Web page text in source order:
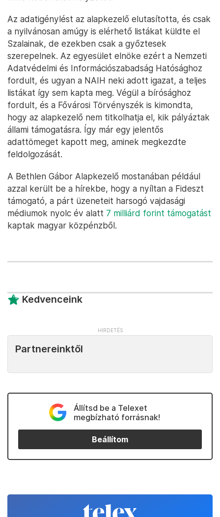
Az adatigénylést az alapkezelő elutasította, és csak
a nyilvánosan amúgy is elérhető listákat küldte el
Szalainak, de ezekben csak a győztesek
szerepelnek. Az egyesület elnöke ezért a Nemzeti
Adatvédelmi és Információszabadság Hatósághoz
fordult, és ugyan a NAIH neki adott igazat, a teljes
listákat így sem kapta meg. Végül a bírósághoz
fordult, és a Fővárosi Törvényszék is kimondta,
hogy az alapkezelő nem titkolhatja el, kik pályáztak
állami támogatásra. Így már egy jelentős
adattömeget kapott meg, aminek megkezdte
feldolgozását.
A Bethlen Gábor Alapkezelő mostanában például
azzal került be a hírekbe, hogy a nyíltan a Fideszt
támogató, a párt üzeneteit harsogó vajdasági
médiumok nyolc év alatt 7 milliárd forint támogatást
kaptak magyar közpénzből.
Kedvenceink
Partnereinktől
Állítsd be a Telexet
megbízható forrásnak!
Beállítom